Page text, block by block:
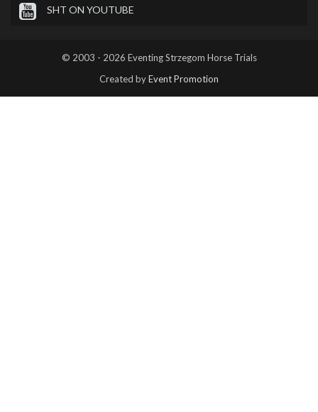
SHT ON YOUTUBE
© 2003 - 2026 Eventing Strzegom Horse Trials
Created byEvent Promotion